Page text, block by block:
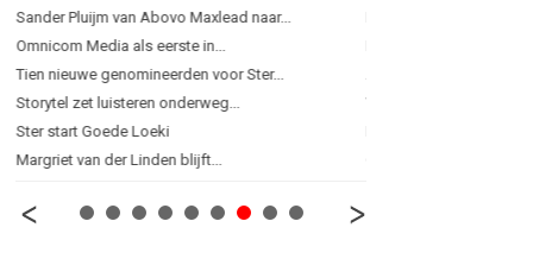
Sander Pluijm van Abovo Maxlead naar...
Omnicom Media als eerste in...
Tien nieuwe genomineerden voor Ster...
Storytel zet luisteren onderweg...
Ster start Goede Loeki
Margriet van der Linden blijft...
Allianz Direct ‘kaapt’...
VanMoof zet